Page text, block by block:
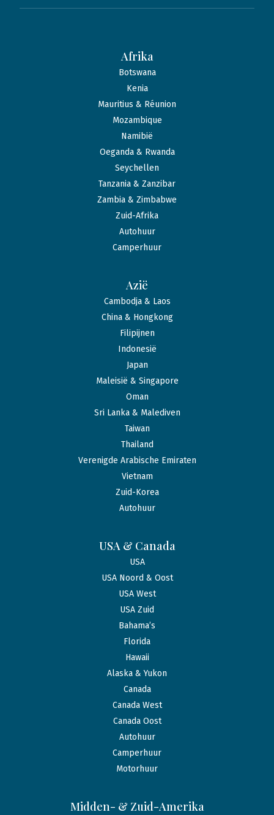
Afrika
Botswana
Kenia
Mauritius & Réunion
Mozambique
Namibië
Oeganda & Rwanda
Seychellen
Tanzania & Zanzibar
Zambia & Zimbabwe
Zuid-Afrika
Autohuur
Camperhuur
Azië
Cambodja & Laos
China & Hongkong
Filipijnen
Indonesië
Japan
Maleisië & Singapore
Oman
Sri Lanka & Malediven
Taiwan
Thailand
Verenigde Arabische Emiraten
Vietnam
Zuid-Korea
Autohuur
USA & Canada
USA
USA Noord & Oost
USA West
USA Zuid
Bahama’s
Florida
Hawaii
Alaska & Yukon
Canada
Canada West
Canada Oost
Autohuur
Camperhuur
Motorhuur
Midden- & Zuid-Amerika